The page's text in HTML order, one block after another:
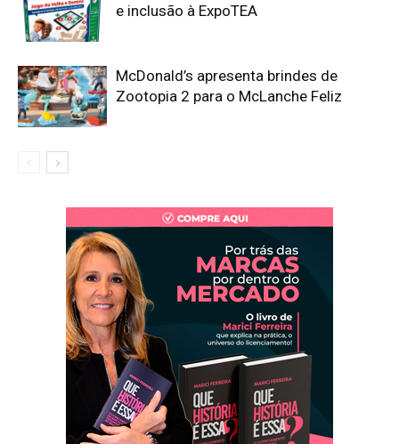
e inclusão à ExpoTEA
McDonald’s apresenta brindes de
Zootopia 2 para o McLanche Feliz